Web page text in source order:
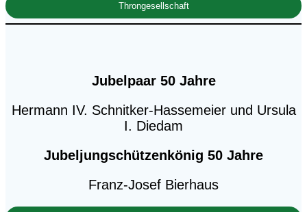
Throngesellschaft
Jubelpaar 50 Jahre
Hermann IV. Schnitker-Hassemeier und Ursula
I. Diedam
Jubeljungschützenkönig 50 Jahre
Franz-Josef Bierhaus